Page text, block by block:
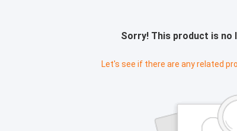
Sorry! This product is no
Let's see if there are any related